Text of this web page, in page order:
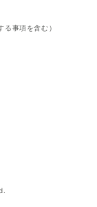
、登録時点におけ
料の変更、製造ラ
際の商品と異なる
ジに記載された一
事項を含む）